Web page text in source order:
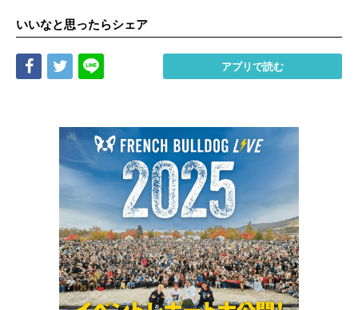
いいなと思ったらシェア
Share Tweet アプリで読む